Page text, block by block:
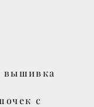
вышивка
с